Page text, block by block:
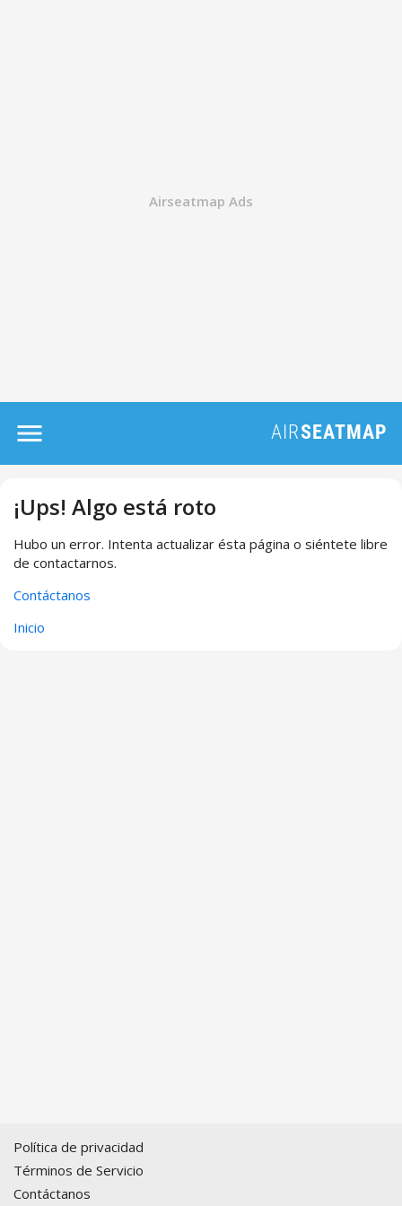
¡Ups! Algo está roto
Hubo un error. Intenta actualizar ésta página o siéntete libre
de contactarnos.
Contáctanos
Inicio
Política de privacidad
Términos de Servicio
Contáctanos